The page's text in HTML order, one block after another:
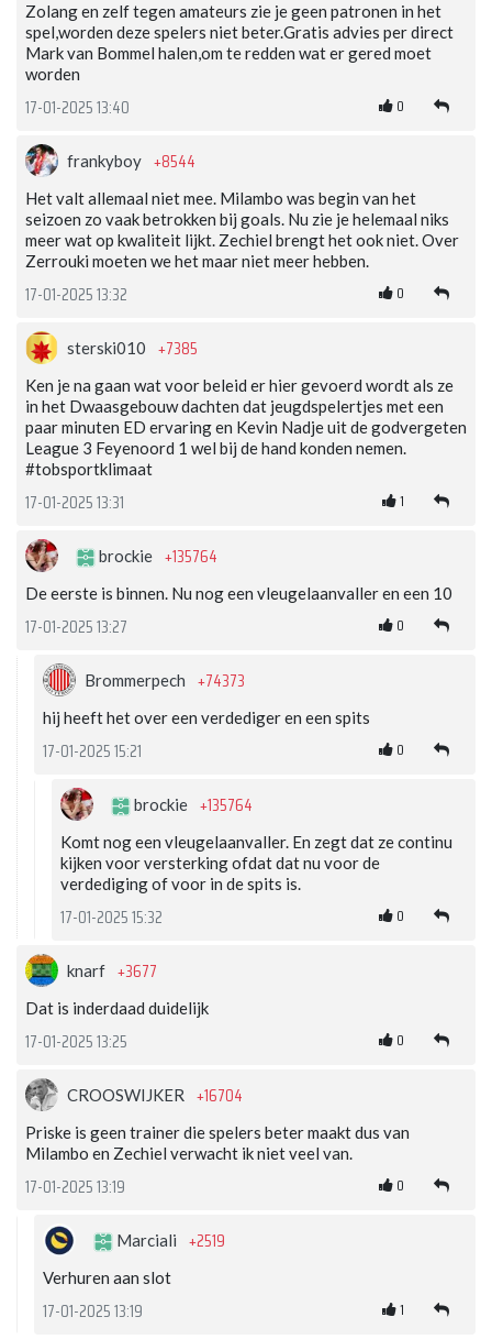
Zolang en zelf tegen amateurs zie je geen patronen in het
spel,worden deze spelers niet beter.Gratis advies per direct
Mark van Bommel halen,om te redden wat er gered moet
worden
17-01-2025 13:40 0
frankyboy +8544
Het valt allemaal niet mee. Milambo was begin van het
seizoen zo vaak betrokken bij goals. Nu zie je helemaal niks
meer wat op kwaliteit lijkt. Zechiel brengt het ook niet. Over
Zerrouki moeten we het maar niet meer hebben.
17-01-2025 13:32 0
sterski010 +7385
Ken je na gaan wat voor beleid er hier gevoerd wordt als ze
in het Dwaasgebouw dachten dat jeugdspelertjes met een
paar minuten ED ervaring en Kevin Nadje uit de godvergeten
League 3 Feyenoord 1 wel bij de hand konden nemen.
#tobsportklimaat
17-01-2025 13:31 1
brockie +135764
De eerste is binnen. Nu nog een vleugelaanvaller en een 10
17-01-2025 13:27 0
Brommerpech +74373
hij heeft het over een verdediger en een spits
17-01-2025 15:21 0
brockie +135764
Komt nog een vleugelaanvaller. En zegt dat ze continu
kijken voor versterking ofdat dat nu voor de
verdediging of voor in de spits is.
17-01-2025 15:32 0
knarf +3677
Dat is inderdaad duidelijk
17-01-2025 13:25 0
CROOSWIJKER +16704
Priske is geen trainer die spelers beter maakt dus van
Milambo en Zechiel verwacht ik niet veel van.
17-01-2025 13:19 0
Marciali +2519
Verhuren aan slot
17-01-2025 13:19 1